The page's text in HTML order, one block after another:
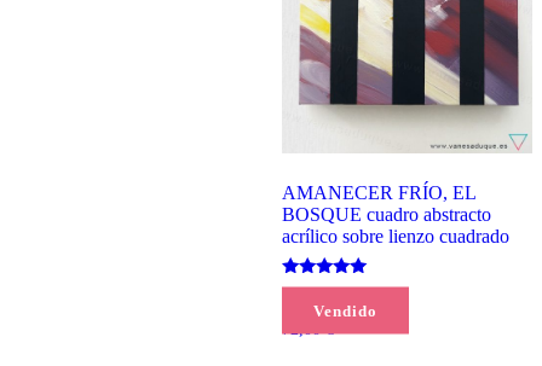
Vendido
AMANECER FRÍO, EL
BOSQUE cuadro abstracto
acrílico sobre lienzo cuadrado
Valorado
de 5
72,00€